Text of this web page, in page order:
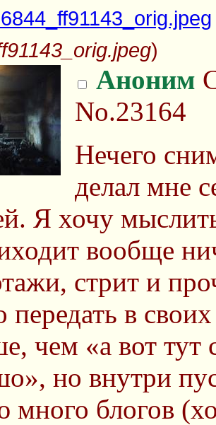
)
Аноним
No.23164
Нечего
делал мне
Я хочу
вообще
стрит и
передать в
чем «а вот тут
но внутри
много блогов